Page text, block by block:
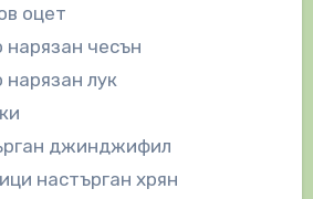
оцет
чесън
лук
джинджифил
настърган хрян